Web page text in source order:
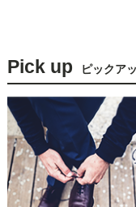
Pick up ピックア